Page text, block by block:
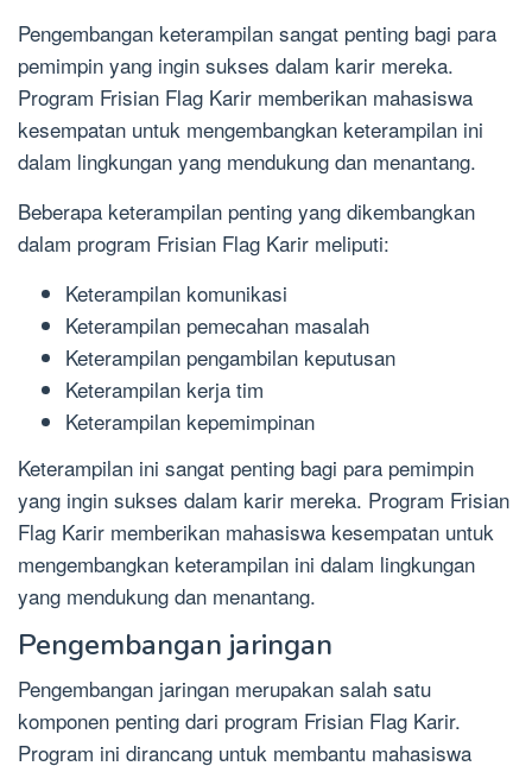
Pengembangan keterampilan sangat penting bagi para
pemimpin yang ingin sukses dalam karir mereka.
Program Frisian Flag Karir memberikan mahasiswa
kesempatan untuk mengembangkan keterampilan ini
dalam lingkungan yang mendukung dan menantang.
Beberapa keterampilan penting yang dikembangkan
dalam program Frisian Flag Karir meliputi:
Keterampilan komunikasi
Keterampilan pemecahan masalah
Keterampilan pengambilan keputusan
Keterampilan kerja tim
Keterampilan kepemimpinan
Keterampilan ini sangat penting bagi para pemimpin
yang ingin sukses dalam karir mereka. Program Frisian
Flag Karir memberikan mahasiswa kesempatan untuk
mengembangkan keterampilan ini dalam lingkungan
yang mendukung dan menantang.
Pengembangan jaringan
Pengembangan jaringan merupakan salah satu
komponen penting dari program Frisian Flag Karir.
Program ini dirancang untuk membantu mahasiswa